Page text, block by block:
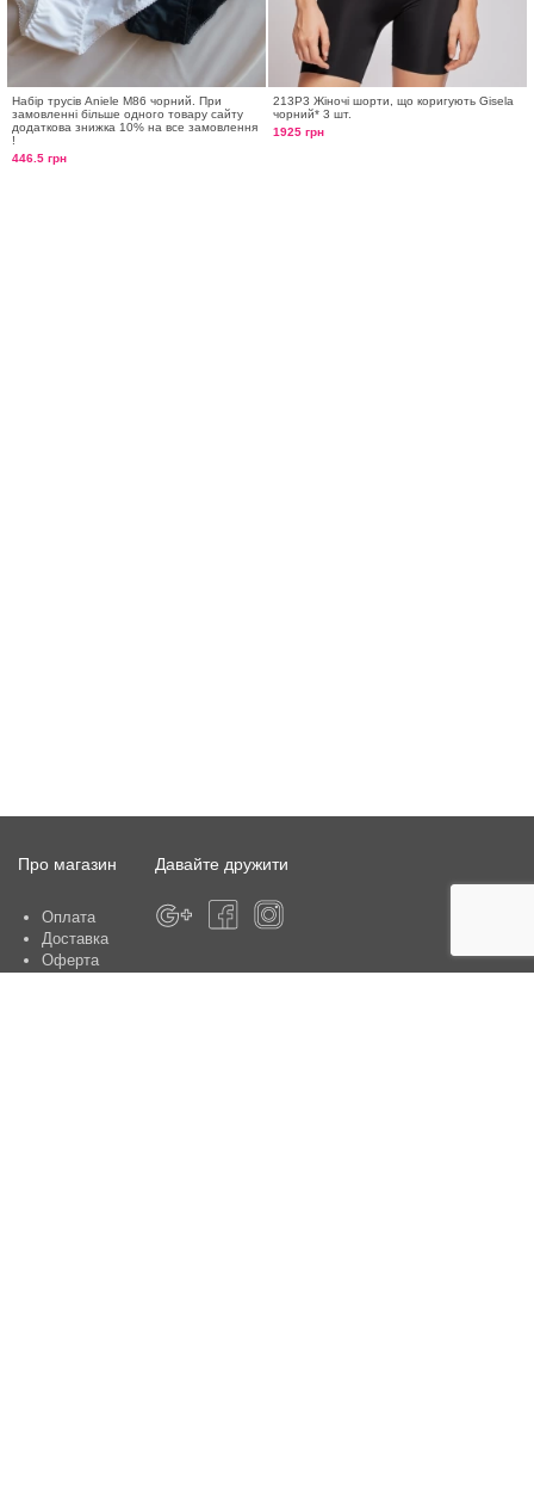
Набір трусів Aniele М86 чорний. При
замовленні більше одного товару сайту
додаткова знижка 10% на все замовлення
!
446.5 грн
213P3 Жіночі шорти, що коригують Gisela
чорний* 3 шт.
1925 грн
Про магазин
Оплата
Доставка
Оферта
Давайте дружити